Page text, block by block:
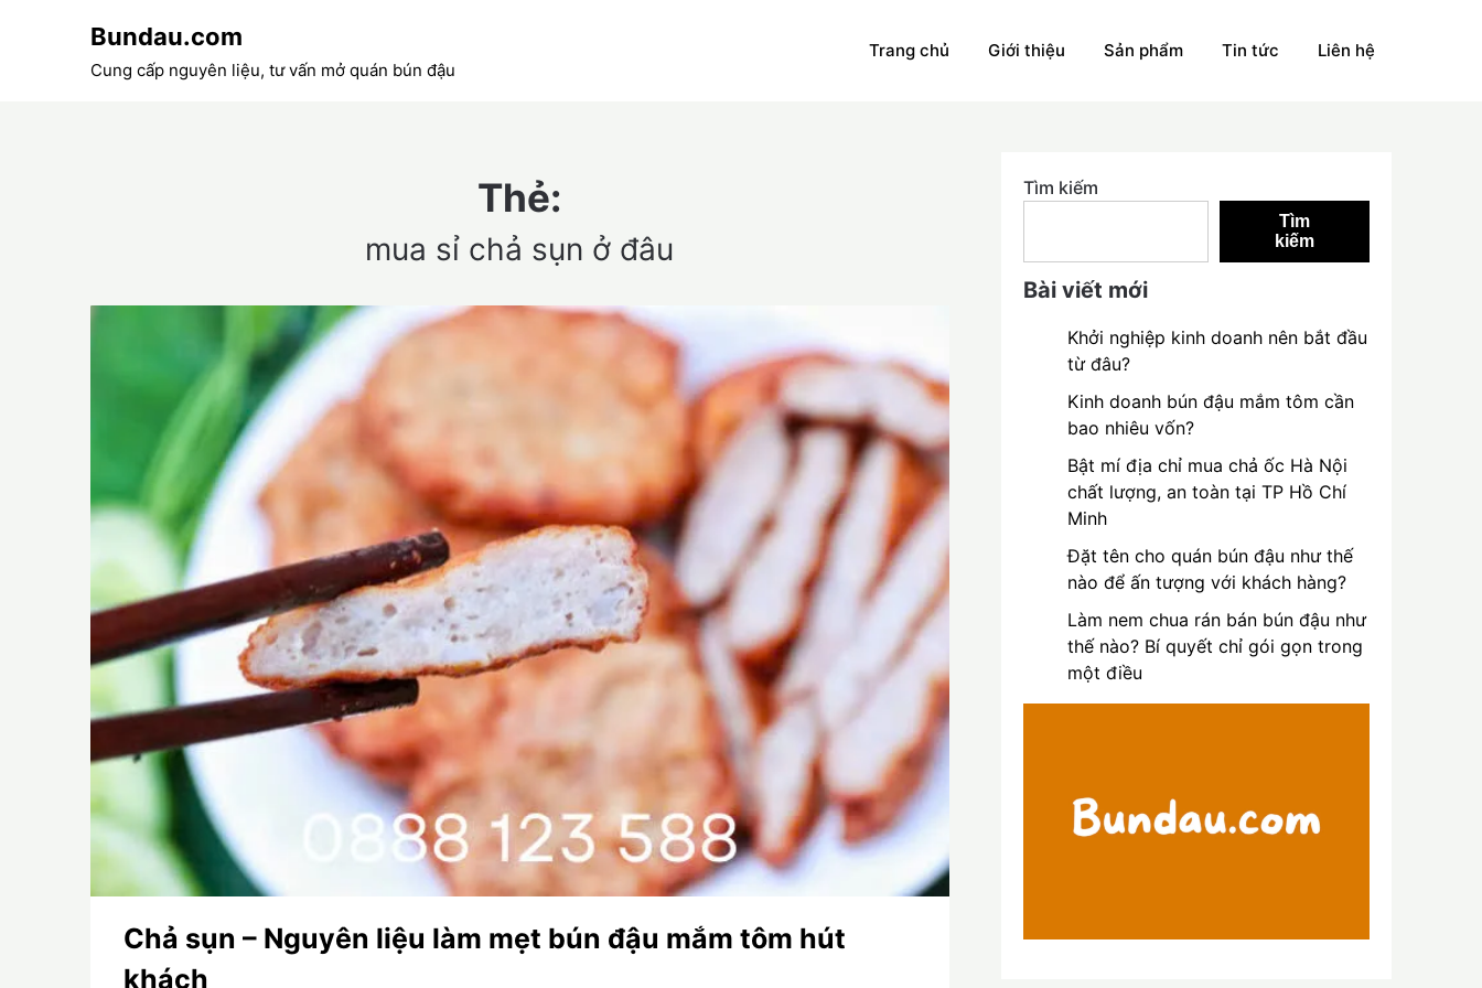
Bundau.com
Cung cấp nguyên liệu, tư vấn mở quán bún đậu
Trang chủ Giới thiệu Sản phẩm Tin tức Liên hệ
Thẻ:
mua sỉ chả sụn ở đâu
Chả sụn – Nguyên liệu làm mẹt bún đậu mắm tôm hút
khách
Tìm kiếm
Tìm
kiếm
Bài viết mới
Khởi nghiệp kinh doanh nên bắt đầu
từ đâu?
Kinh doanh bún đậu mắm tôm cần
bao nhiêu vốn?
Bật mí địa chỉ mua chả ốc Hà Nội
chất lượng, an toàn tại TP Hồ Chí
Minh
Đặt tên cho quán bún đậu như thế
nào để ấn tượng với khách hàng?
Làm nem chua rán bán bún đậu như
thế nào? Bí quyết chỉ gói gọn trong
một điều